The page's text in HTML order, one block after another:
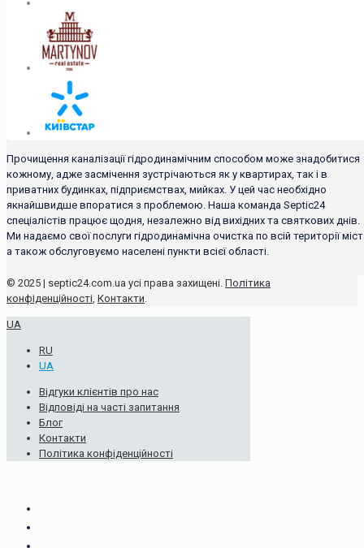
Прочищення каналізації гідродинамічним способом може знадобитися
кожному, адже засмічення зустрічаються як у квартирах, так і в
приватних будинках, підприємствах, мийках. У цей час необхідно
якнайшвидше впоратися з проблемою. Наша команда Septic24
спеціалістів працює щодня, незалежно від вихідних та святкових днів.
Ми надаємо свої послуги гідродинамічна очистка по всій території
а також обслуговуємо населені пункти всієї області.
© 2025 | septic24.com.ua усі права захищені. Політика
конфіденційності, Контакти.
UA
RU
UA
Відгуки клієнтів про нас
Відповіді на часті запитання
Блог
Контакти
Політика конфіденційності